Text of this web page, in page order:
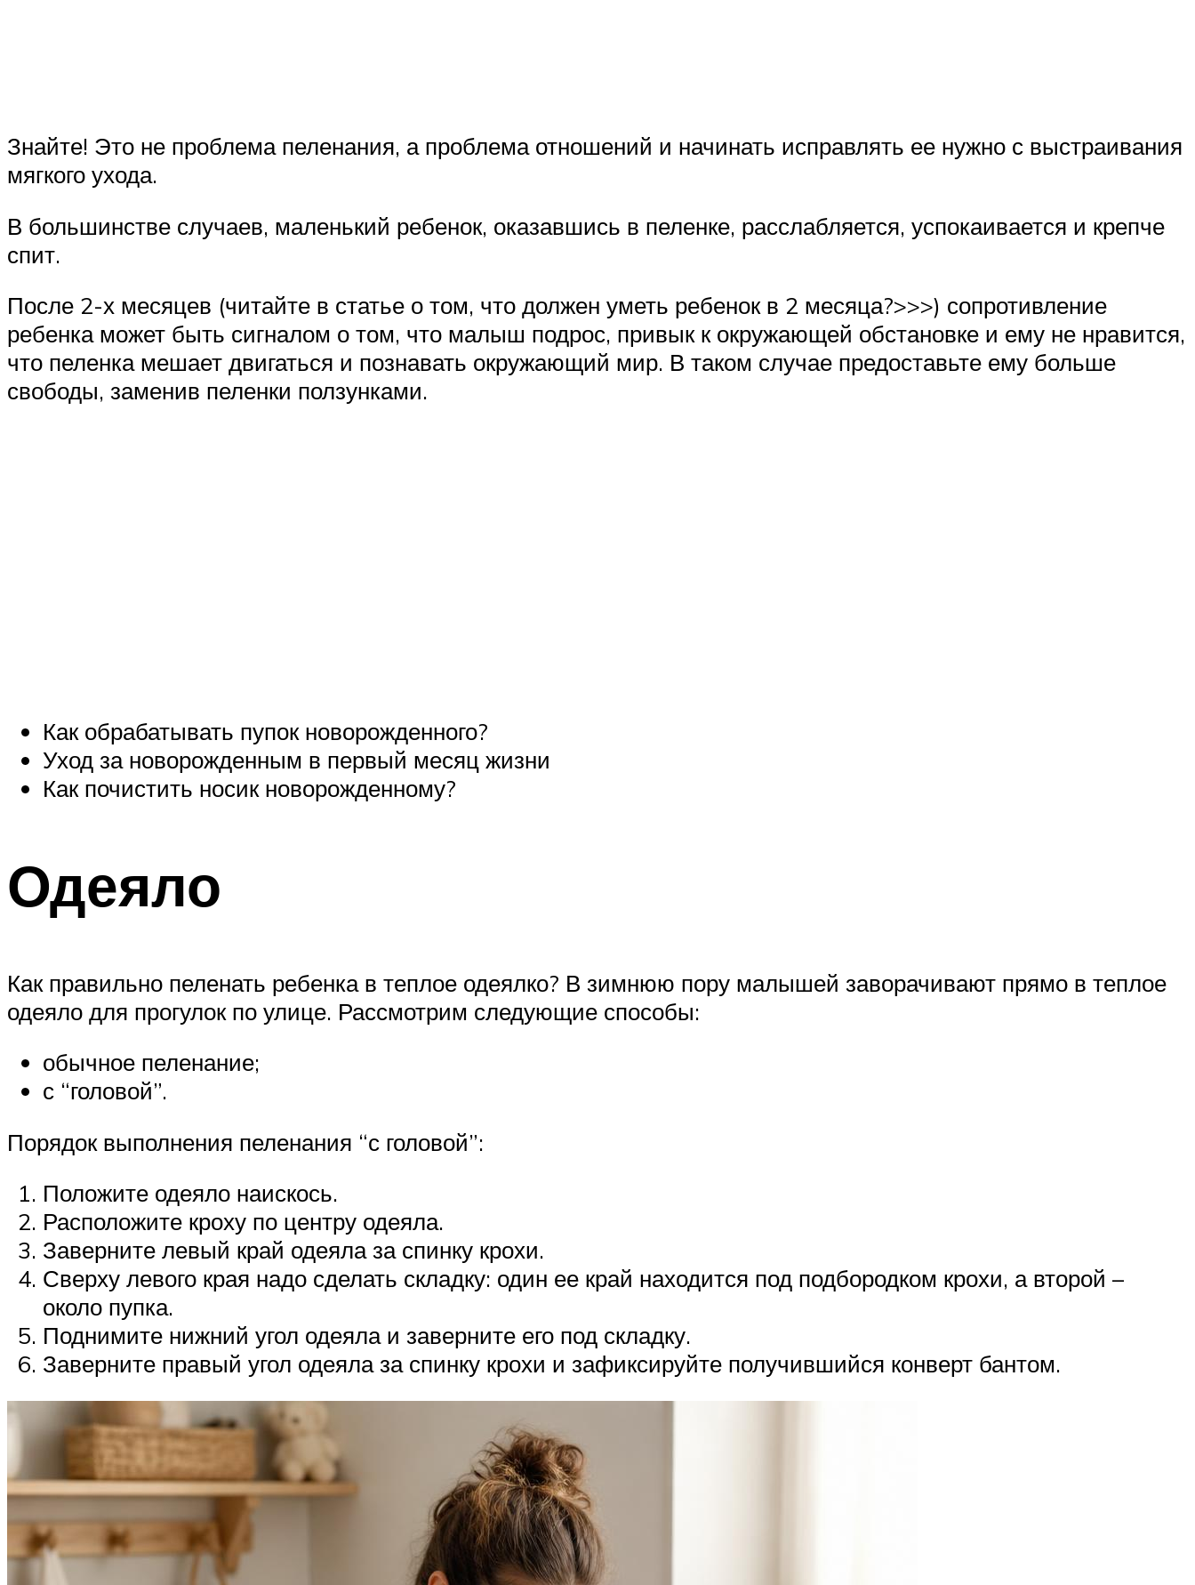
Знайте! Это не проблема пеленания, а проблема отношений и начинать исправлять ее нужно с выстраивания
мягкого ухода.
В большинстве случаев, маленький ребенок, оказавшись в пеленке, расслабляется, успокаивается и крепче
спит.
После 2-х месяцев (читайте в статье о том, что должен уметь ребенок в 2 месяца?>>>) сопротивление
ребенка может быть сигналом о том, что малыш подрос, привык к окружающей обстановке и ему не нравится,
что пеленка мешает двигаться и познавать окружающий мир. В таком случае предоставьте ему больше
свободы, заменив пеленки ползунками.
Как обрабатывать пупок новорожденного?
Уход за новорожденным в первый месяц жизни
Как почистить носик новорожденному?
Одеяло
Как правильно пеленать ребенка в теплое одеялко? В зимнюю пору малышей заворачивают прямо в теплое
одеяло для прогулок по улице. Рассмотрим следующие способы:
обычное пеленание;
с “головой”.
Порядок выполнения пеленания “с головой”:
Положите одеяло наискось.
Расположите кроху по центру одеяла.
Заверните левый край одеяла за спинку крохи.
Сверху левого края надо сделать складку: один ее край находится под подбородком крохи, а второй –
около пупка.
Поднимите нижний угол одеяла и заверните его под складку.
Заверните правый угол одеяла за спинку крохи и зафиксируйте получившийся конверт бантом.